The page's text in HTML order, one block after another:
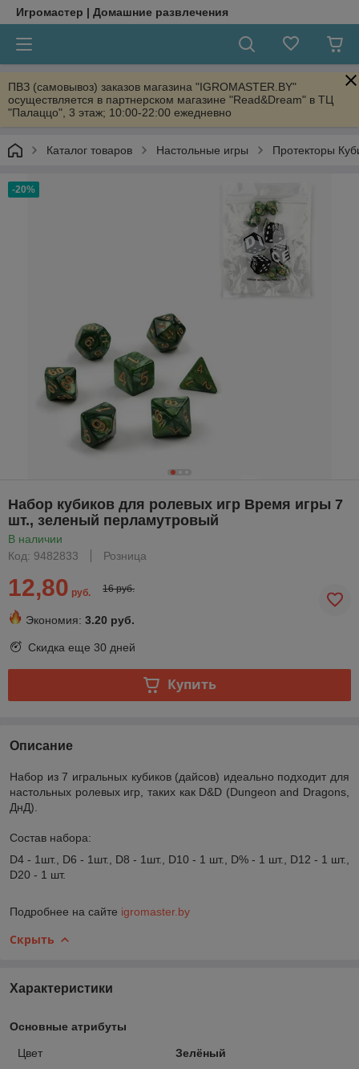
Игромастер | Домашние развлечения
ПВЗ (самовывоз) заказов магазина "IGROMASTER.BY"
осуществляется в партнерском магазине "Read&Dream" в ТЦ
"Палаццо", 3 этаж; 10:00-22:00 ежедневно
Каталог товаров Настольные игры Протекторы
-20%
Набор кубиков для ролевых игр Время игры 7
шт., зеленый перламутровый
В наличии
Код: 9482833
Розница
12,80 руб. 16 руб.
Экономия: 3.20 руб.
Скидка еще 30 дней
Купить
Описание
Набор из 7 игральных кубиков (дайсов) идеально подходит для
настольных ролевых игр, таких как D&D (Dungeon and Dragons,
ДнД).
Состав набора:
D4 - 1шт., D6 - 1шт., D8 - 1шт., D10 - 1 шт., D% - 1 шт., D12 - 1 шт.,
D20 - 1 шт.
Подробнее на сайте igromaster.by
Скрыть
Характеристики
Основные атрибуты
Цвет Зелёный